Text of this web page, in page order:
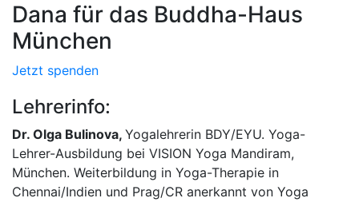
Dana für das Buddha-Haus
München
Jetzt spenden
Lehrerinfo:
Dr. Olga Bulinova, Yogalehrerin BDY/EYU. Yoga-
Lehrer-Ausbildung bei VISION Yoga Mandiram,
München. Weiterbildung in Yoga-Therapie in
Chennai/Indien und Prag/CR anerkannt von Yoga